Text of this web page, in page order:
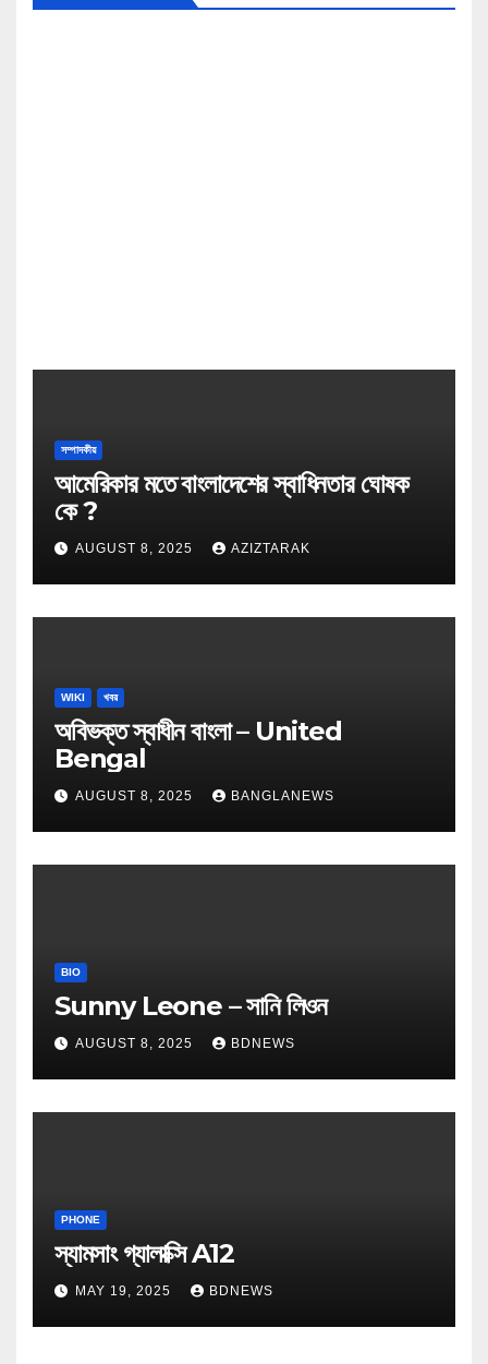
সম্পাদকীয়
আমেরিকার মতে বাংলাদেশের স্বাধিনতার ঘোষক
কে ?
AUGUST 8, 2025 AZIZTARAK
WIKI খবর
অবিভক্ত স্বাধীন বাংলা – United
Bengal
AUGUST 8, 2025 BANGLANEWS
BIO
Sunny Leone – সানি লিওন
AUGUST 8, 2025 BDNEWS
PHONE
স্যামসাং গ্যালাক্সি A12
MAY 19, 2025 BDNEWS